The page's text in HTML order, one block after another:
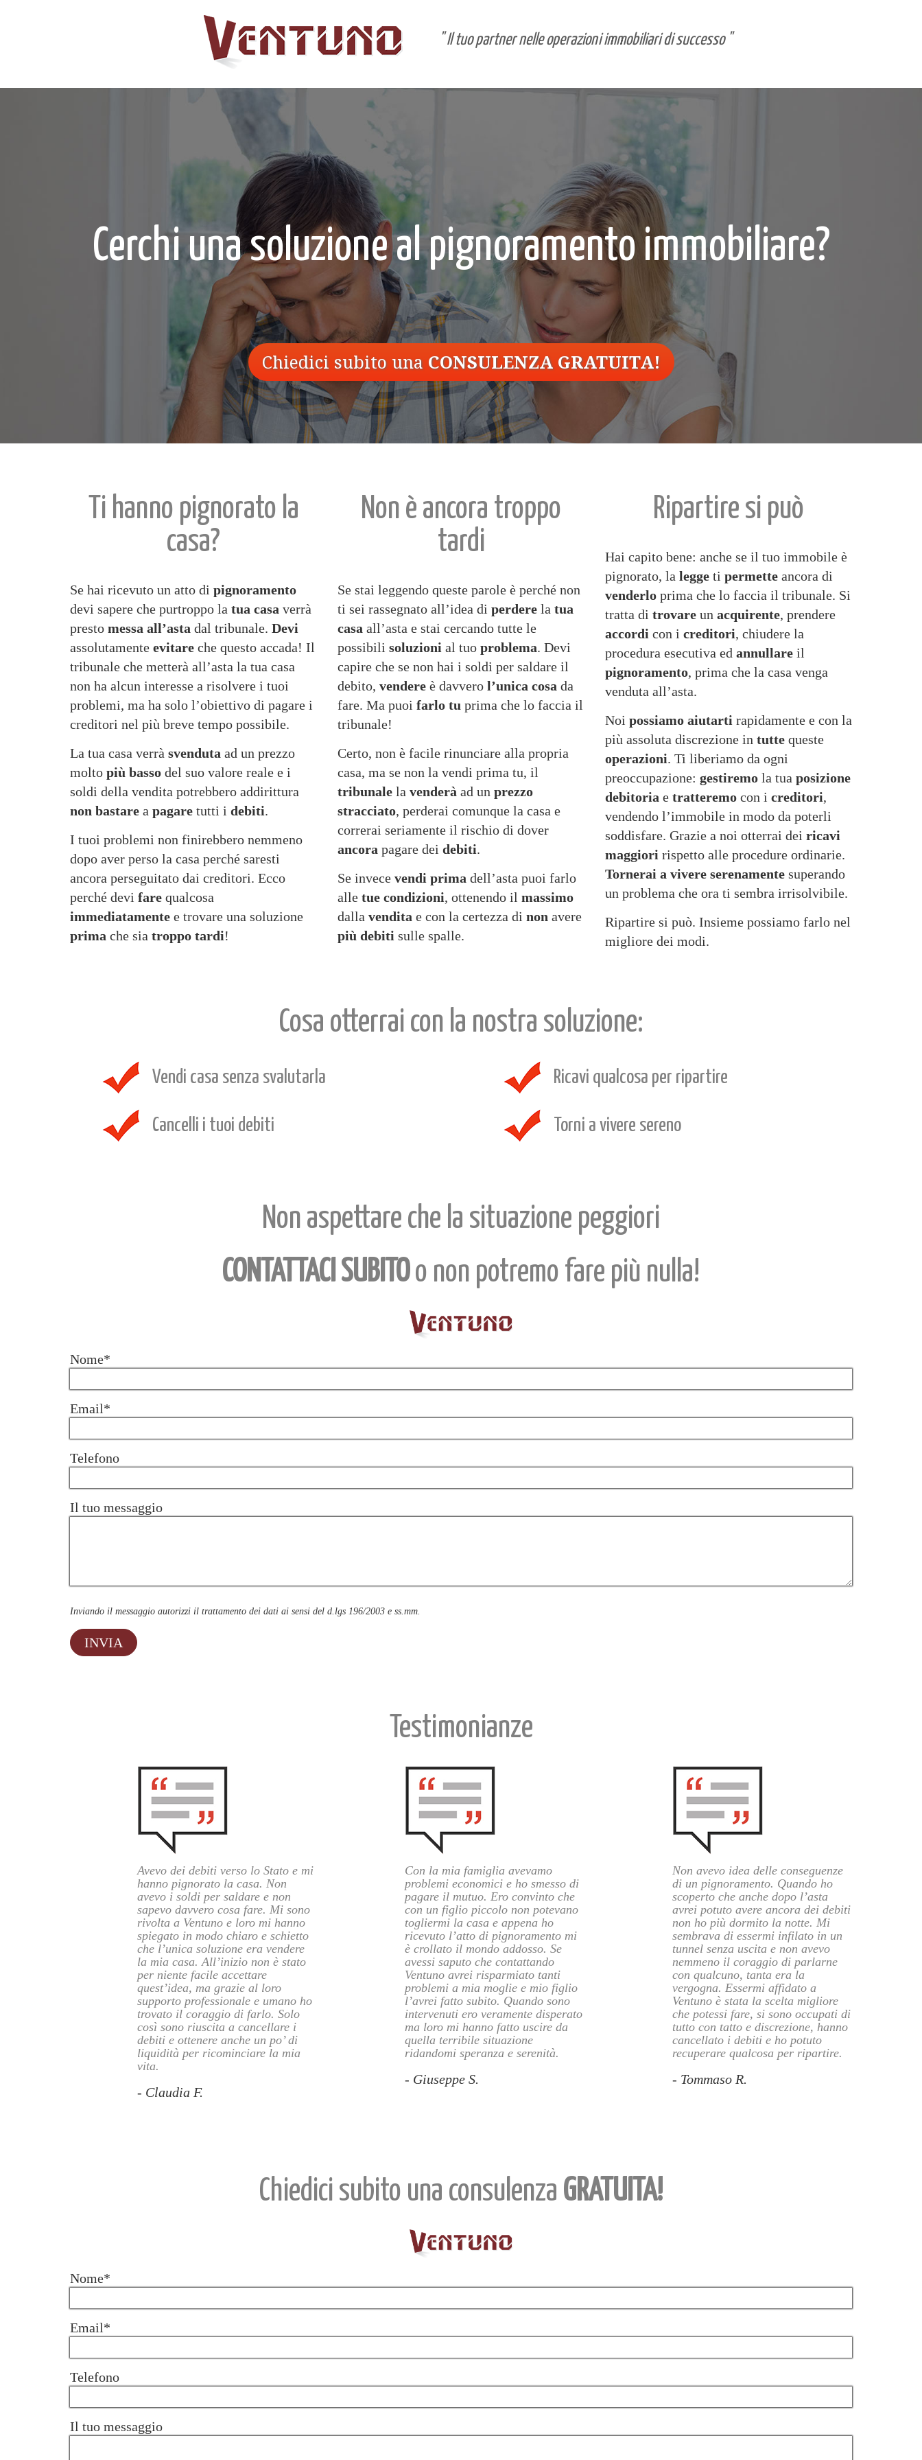
" Il tuo partner nelle operazioni immobiliari di successo "
Cerchi una soluzione al pignoramento immobiliare?
Chiedici subito una CONSULENZA GRATUITA!
Ti hanno pignorato la
casa?
Se hai ricevuto un atto di pignoramento
devi sapere che purtroppo la tua casa verrà
presto messa all’asta dal tribunale. Devi
assolutamente evitare che questo accada! Il
tribunale che metterà all’asta la tua casa
non ha alcun interesse a risolvere i tuoi
problemi, ma ha solo l’obiettivo di pagare i
creditori nel più breve tempo possibile.
La tua casa verrà svenduta ad un prezzo
molto più basso del suo valore reale e i
soldi della vendita potrebbero addirittura
non bastare a pagare tutti i debiti.
I tuoi problemi non finirebbero nemmeno
dopo aver perso la casa perché saresti
ancora perseguitato dai creditori. Ecco
perché devi fare qualcosa
immediatamente e trovare una soluzione
prima che sia troppo tardi!
Non è ancora troppo
tardi
Se stai leggendo queste parole è perché non
ti sei rassegnato all’idea di perdere la tua
casa all’asta e stai cercando tutte le
possibili soluzioni al tuo problema. Devi
capire che se non hai i soldi per saldare il
debito, vendere è davvero l’unica cosa da
fare. Ma puoi farlo tu prima che lo faccia il
tribunale!
Certo, non è facile rinunciare alla propria
casa, ma se non la vendi prima tu, il
tribunale la venderà ad un prezzo
stracciato, perderai comunque la casa e
correrai seriamente il rischio di dover
ancora pagare dei debiti.
Se invece vendi prima dell’asta puoi farlo
alle tue condizioni, ottenendo il massimo
dalla vendita e con la certezza di non avere
più debiti sulle spalle.
Ripartire si può
Hai capito bene: anche se il tuo immobile è
pignorato, la legge ti permette ancora di
venderlo prima che lo faccia il tribunale. Si
tratta di trovare un acquirente, prendere
accordi con i creditori, chiudere la
procedura esecutiva ed annullare il
pignoramento, prima che la casa venga
venduta all’asta.
Noi possiamo aiutarti rapidamente e con la
più assoluta discrezione in tutte queste
operazioni. Ti liberiamo da ogni
preoccupazione: gestiremo la tua posizione
debitoria e tratteremo con i creditori,
vendendo l’immobile in modo da poterli
soddisfare. Grazie a noi otterrai dei ricavi
maggiori rispetto alle procedure ordinarie.
Tornerai a vivere serenamente superando
un problema che ora ti sembra irrisolvibile.
Ripartire si può. Insieme possiamo farlo nel
migliore dei modi.
Cosa otterrai con la nostra soluzione:
Vendi casa senza svalutarla
Cancelli i tuoi debiti
Ricavi qualcosa per ripartire
Torni a vivere sereno
Non aspettare che la situazione peggiori
CONTATTACI SUBITOo non potremo fare più nulla!
Nome*
Email*
Telefono
Il tuo messaggio
Inviando il messaggio autorizzi il trattamento dei dati ai sensi del d.lgs 196/2003 e ss.mm.
Testimonianze
Avevo dei debiti verso lo Stato e mi
hanno pignorato la casa. Non
avevo i soldi per saldare e non
sapevo davvero cosa fare. Mi sono
rivolta a Ventuno e loro mi hanno
spiegato in modo chiaro e schietto
che l’unica soluzione era vendere
la mia casa. All’inizio non è stato
per niente facile accettare
quest’idea, ma grazie al loro
supporto professionale e umano ho
trovato il coraggio di farlo. Solo
così sono riuscita a cancellare i
debiti e ottenere anche un po’ di
liquidità per ricominciare la mia
vita.
- Claudia F.
Con la mia famiglia avevamo
problemi economici e ho smesso di
pagare il mutuo. Ero convinto che
con un figlio piccolo non potevano
togliermi la casa e appena ho
ricevuto l’atto di pignoramento mi
è crollato il mondo addosso. Se
avessi saputo che contattando
Ventuno avrei risparmiato tanti
problemi a mia moglie e mio figlio
l’avrei fatto subito. Quando sono
intervenuti ero veramente disperato
ma loro mi hanno fatto uscire da
quella terribile situazione
ridandomi speranza e serenità.
- Giuseppe S.
Non avevo idea delle conseguenze
di un pignoramento. Quando ho
scoperto che anche dopo l’asta
avrei potuto avere ancora dei debiti
non ho più dormito la notte. Mi
sembrava di essermi infilato in un
tunnel senza uscita e non avevo
nemmeno il coraggio di parlarne
con qualcuno, tanta era la
vergogna. Essermi affidato a
Ventuno è stata la scelta migliore
che potessi fare, si sono occupati di
tutto con tatto e discrezione, hanno
cancellato i debiti e ho potuto
recuperare qualcosa per ripartire.
- Tommaso R.
Chiedici subito una consulenza GRATUITA!
Nome*
Email*
Telefono
Il tuo messaggio